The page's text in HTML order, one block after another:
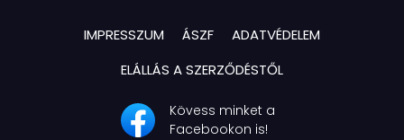
IMPRESSZUM ÁSZF
ADATVÉDELEM
ELÁLLÁS A SZERZŐDÉSTŐL
Kövess minket a
Facebookon is!